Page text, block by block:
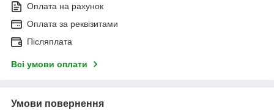
Оплата на рахунок
Оплата за реквізитами
Післяплата
Всі умови оплати
Умови повернення